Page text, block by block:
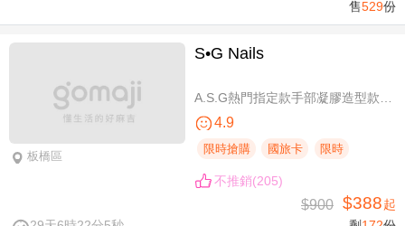
售529份
板橋區
S•G Nails
A.S.G熱門指定款手部凝膠造型款110選1+輕保養(款式不定期更換，可換色) / B.約會過節好心情S.G 風格系-足部凝膠造型款110選1+輕保養(款式不定期更換，可換色) / C.簡簡單單好穿搭！手部凝膠上色+輕保養 / D.脫掉襪子不尷尬！足部凝膠上色+輕保養
4.9
限時搶購 國旅卡 限時
不推銷(205)
$900 $388起